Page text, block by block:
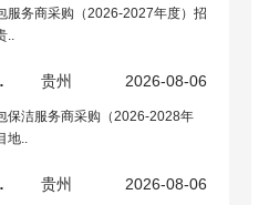
服务商采购（2026-2027年度）招
贵州 2026-08-06
保洁服务商采购（2026-2028年
..
贵州 2026-08-06